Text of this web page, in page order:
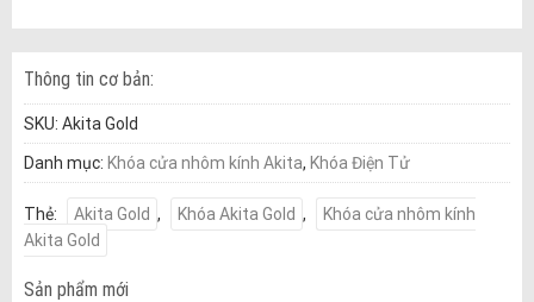
Thông tin cơ bản:
SKU: Akita Gold
Danh mục: Khóa cửa nhôm kính Akita, Khóa Điện Tử
Thẻ: Akita Gold , Khóa Akita Gold ,
Khóa cửa nhôm kính
Akita Gold
Sản phẩm mới